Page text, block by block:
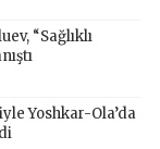
“Sağlıklı
Yoshkar-Ola’da